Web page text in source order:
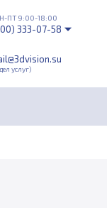
услуг)
ПТ 9:00-18:00
333-07-58